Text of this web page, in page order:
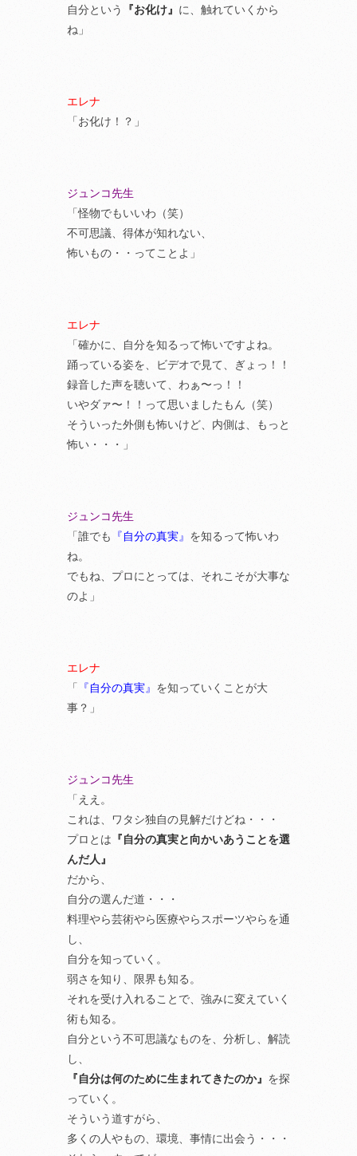
自分という
『お化け』 に、触れていくから
ね」
エレナ
「お化け！？」
ジュンコ先生
「怪物でもいいわ（笑）
不可思議、得体が知れない、
怖いもの・・ってことよ」
エレナ
「確かに、自分を知るって怖いですよね。
踊っている姿を、ビデオで見て、ぎょっ！！
録音した声を聴いて、わぁ〜っ！！
いやダァ〜！！って思いましたもん（笑）
そういった外側も怖いけど、内側は、もっと
怖い・・・」
ジュンコ先生
「誰でも
『自分の真実』 を知るって怖いわ
ね。
でもね、プロにとっては、それこそが大事な
のよ」
エレナ
「
『自分の真実』 を知っていくことが大
事？」
ジュンコ先生
「ええ。
これは、ワタシ独自の見解だけどね・・・
プロとは 『自分の真実と向かいあうことを選
んだ人』
だから、
自分の選んだ道・・・
料理やら芸術やら医療やらスポーツやらを通
し、
自分を知っていく。
弱さを知り、限界も知る。
それを受け入れることで、強みに変えていく
術も知る。
自分という不可思議なものを、分析し、解読
し、
『自分は何のために生まれてきたのか』 を探
っていく。
そういう道すがら、
多くの人やもの、環境、事情に出会う・・・